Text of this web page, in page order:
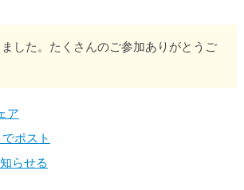
した。たくさんのご参加ありがとうご
ア
ポスト
らせる